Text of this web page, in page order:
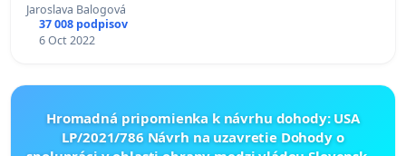
Jaroslava Balogová
37 008 podpisov
6 Oct 2022
Hromadná pripomienka k návrhu dohody: USA
LP/2021/786 Návrh na uzavretie Dohody o